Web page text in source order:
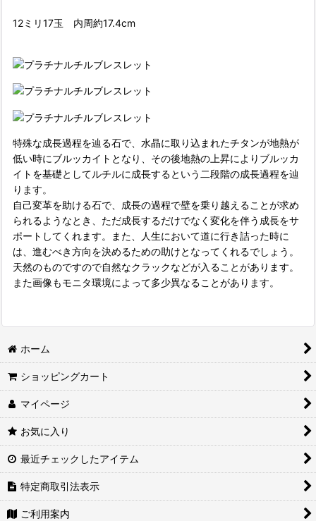
12ミリ17玉 内周約17.4cm
特殊な成長過程を辿る石で、水晶に取り込まれたチタンが地熱が
低い時にブルッカイトとなり、その後地熱の上昇によりブルッカ
イトを基礎としてルチルに成長するという二段階の成長過程を辿
ります。
自己変革を助ける石で、成長の過程で壁を乗り越えることが求め
られるようなとき、ただ成長するだけでなく変化を伴う成長をサ
ポートしてくれます。また、人生において道に行き詰った時に
は、進むべき方向を決めるための助けとなってくれるでしょう。
天然のものですので自然なクラックなどが入ることがあります。
また画像もモニタ環境によって多少異なることがあります。
ホーム
ショッピングカート
マイページ
お気に入り
最近チェックしたアイテム
特定商取引法表示
ご利用案内